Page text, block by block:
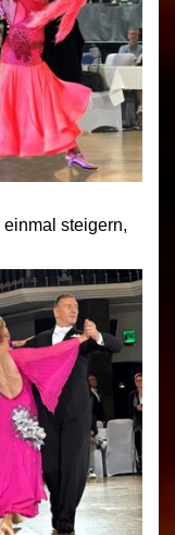
steigern,